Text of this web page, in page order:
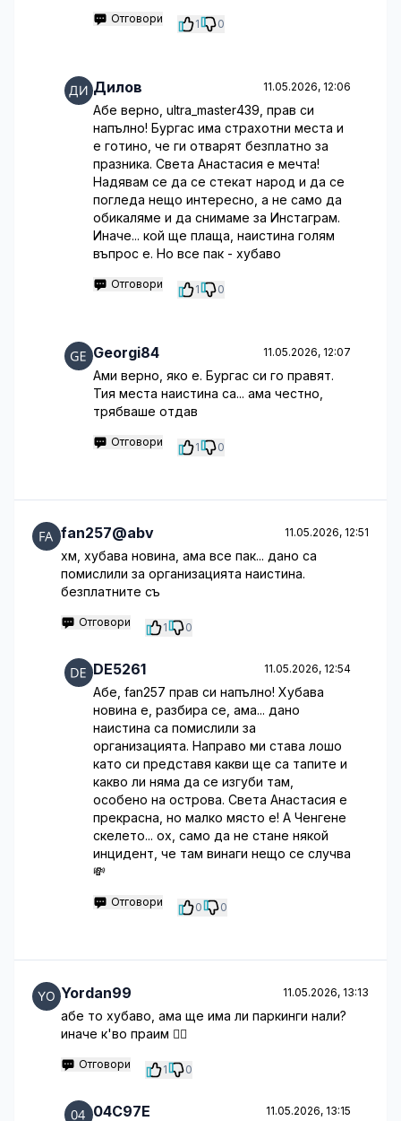
Отговори 1 0
Дилов 11.05.2026, 12:06
Абе верно, ultra_master439, прав си
напълно! Бургас има страхотни места и
е готино, че ги отварят безплатно за
празника. Света Анастасия е мечта!
Надявам се да се стекат народ и да се
погледа нещо интересно, а не само да
обикаляме и да снимаме за Инстаграм.
Иначе... кой ще плаща, наистина голям
въпрос е. Но все пак - хубаво
Отговори 1 0
Georgi84 11.05.2026, 12:07
Ами верно, яко е. Бургас си го правят.
Тия места наистина са... ама честно,
трябваше отдав
Отговори 1 0
fan257@abv 11.05.2026, 12:51
хм, хубава новина, ама все пак... дано са
помислили за организацията наистина.
безплатните съ
Отговори 1 0
DE5261 11.05.2026, 12:54
Абе, fan257 прав си напълно! Хубава
новина е, разбира се, ама... дано
наистина са помислили за
организацията. Направо ми става лошо
като си представя какви ще са тапите и
какво ли няма да се изгуби там,
особено на острова. Света Анастасия е
прекрасна, но малко място е! А Ченгене
скелето... ох, само да не стане някой
инцидент, че там винаги нещо се случва
💸
Отговори 0 0
Yordan99 11.05.2026, 13:13
абе то хубаво, ама ще има ли паркинги нали?
иначе к'во праим 🤦‍♂️
Отговори 1 0
04C97E 11.05.2026, 13:15